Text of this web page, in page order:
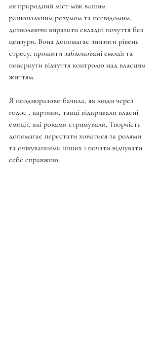
як природний міст між вашим
раціональним розумом та несвідомим,
дозволяючи виразити складні почуття без
цензури. Вона допомагає знизити рівень
стресу, прожити заблоковані емоції та
повернути відчуття контролю над власним
життям.
Я неодноразово бачила, як люди через
голос , картини, танці відкривали власні
емоції, які роками стримували. Творчість
допомагає перестати ховатися за ролями
та очікуваннями інших і почати відчувати
себе справжню.